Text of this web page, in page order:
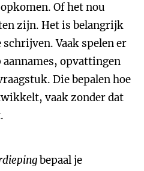
Of het nou
zijn. Het is belangrijk
Vaak spelen er
opvattingen
Die bepalen hoe
vaak zonder dat
bepaal je